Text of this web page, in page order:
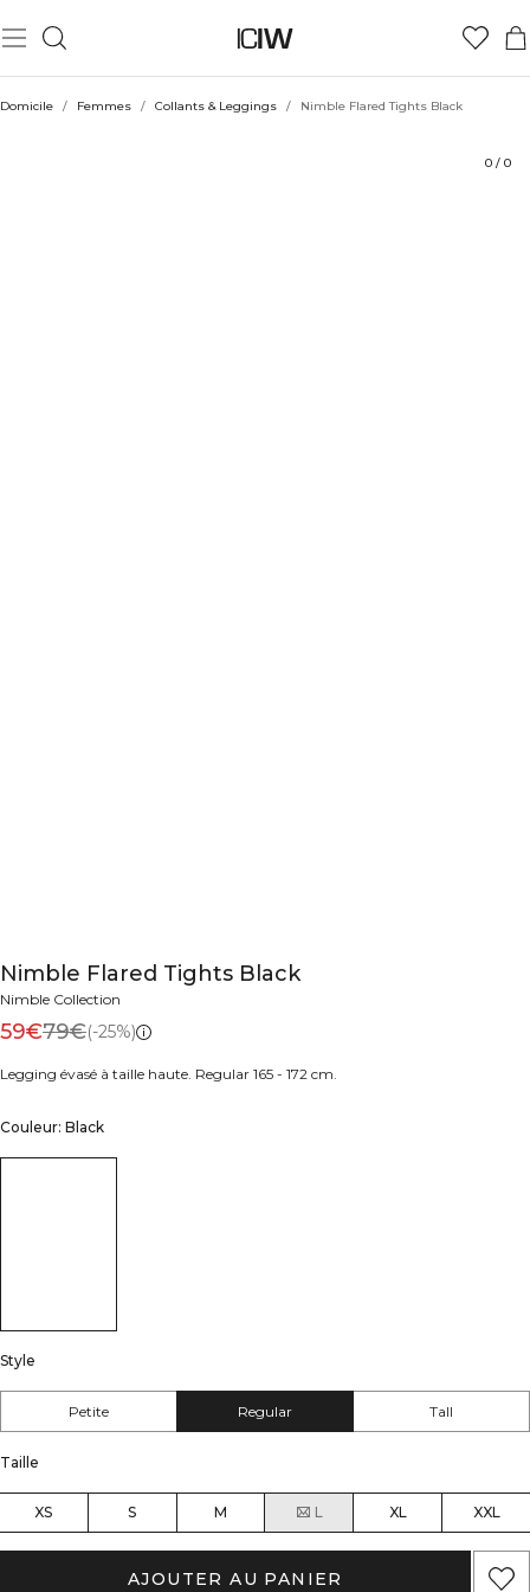
Domicile / Femmes / Collants & Leggings / Nimble Flared Tights Black
0 / 0
Nimble Flared Tights Black
Nimble Collection
59€79€(-25%)
Legging évasé à taille haute. Regular 165 - 172 cm.
Couleur: Black
Style
Petite Regular Tall
Taille
XS S M L XL XXL
AJOUTER AU PANIER